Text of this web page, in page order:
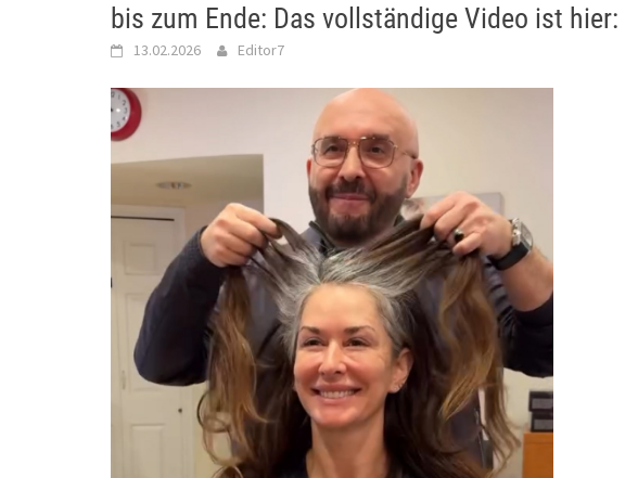
bis zum Ende: Das vollständige Video ist hier:
13.02.2026 Editor7